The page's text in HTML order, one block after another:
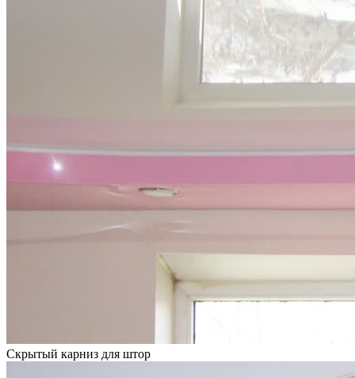
Скрытый карниз для штор